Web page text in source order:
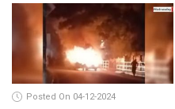
Posted On 04-12-2024